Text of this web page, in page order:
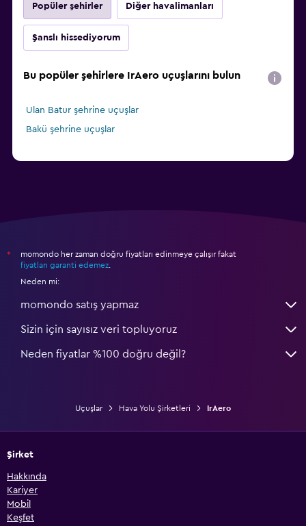
Popüler şehirler Diğer havalimanları
Şanslı hissediyorum
Bu popüler şehirlere IrAero uçuşlarını bulun
Ulan Batur şehrine uçuşlar
Bakü şehrine uçuşlar
*
momondo her zaman doğru fiyatları edinmeye çalışır fakat
fiyatları garanti edemez
Neden mi:
momondo satış yapmaz
Sizin için sayısız veri topluyoruz
Neden fiyatlar %100 doğru değil?
Uçuşlar Hava Yolu Şirketleri IrAero
Şirket
Hakkında
Kariyer
Mobil
Keşfet